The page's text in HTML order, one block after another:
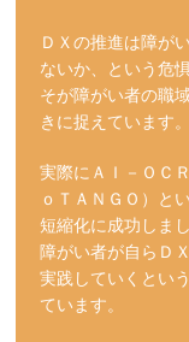
ＤＸの推進は障が
ないか、という危
そが障がい者の職
きに捉えています。
実際にＡＩ－ＯＣ
ｏＴＡＮＧＯ）と
短縮化に成功しまし
障がい者が自らＤ
実践していくとい
ています。